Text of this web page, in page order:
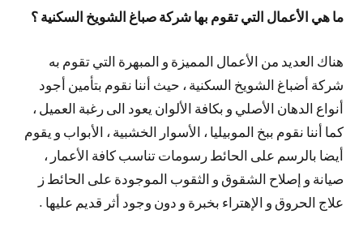
ما هي الأعمال التي تقوم بها شركة صباغ الشويخ السكنية ؟
هناك العديد من الأعمال المميزة و المبهرة التي تقوم به
شركة أضباغ الشويخ السكنية ، حيث أننا نقوم بتأمين أجود
أنواع الدهان الأصلي و بكافة الألوان يعود الى رغبة العميل ،
كما أننا نقوم ببخ الموبيليا ، الأسوار الخشبية ، الأبواب و يقوم
أيضا بالرسم على الحائط رسومات تناسب كافة الأعمار ،
صيانة و إصلاح الشقوق و الثقوب الموجودة على الحائط ز
علاج الحروق و الإهتراء بخبرة و دون وجود أثر قديم عليها .